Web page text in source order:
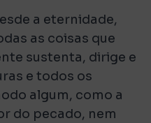
a eternidade,
as coisas que
sustenta, dirige e
e todos os
algum, como a
do pecado, nem